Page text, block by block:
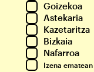
Goizekoa
Astekaria
Kazetaritza
Bizkaia
Nafarroa
Izena ematean